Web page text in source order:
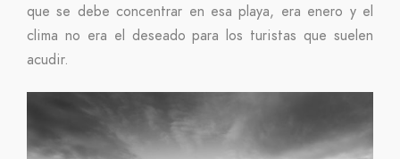
que se debe concentrar en esa playa, era enero y el
clima no era el deseado para los turistas que suelen
acudir.